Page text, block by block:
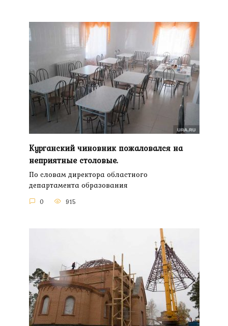
Курганский чиновник пожаловался на
неприятные столовые.
По словам директора областного
департамента образования
0 915